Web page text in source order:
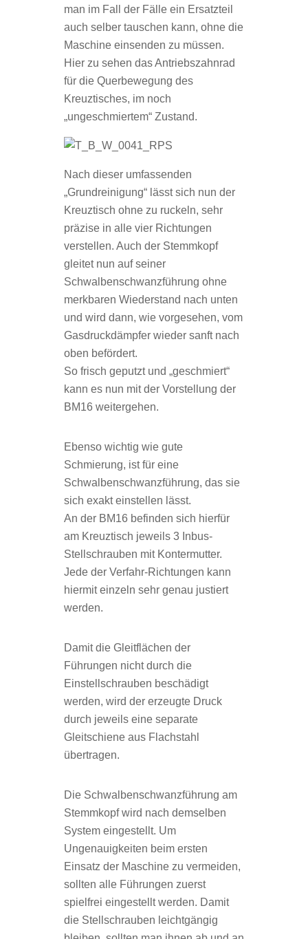
man im Fall der Fälle ein Ersatzteil
auch selber tauschen kann, ohne die
Maschine einsenden zu müssen.
Hier zu sehen das Antriebszahnrad
für die Querbewegung des
Kreuztisches, im noch
„ungeschmiertem“ Zustand.
Nach dieser umfassenden
„Grundreinigung“ lässt sich nun der
Kreuztisch ohne zu ruckeln, sehr
präzise in alle vier Richtungen
verstellen. Auch der Stemmkopf
gleitet nun auf seiner
Schwalbenschwanzführung ohne
merkbaren Wiederstand nach unten
und wird dann, wie vorgesehen, vom
Gasdruckdämpfer wieder sanft nach
oben befördert.
So frisch geputzt und „geschmiert“
kann es nun mit der Vorstellung der
BM16 weitergehen.
Ebenso wichtig wie gute
Schmierung, ist für eine
Schwalbenschwanzführung, das sie
sich exakt einstellen lässt.
An der BM16 befinden sich hierfür
am Kreuztisch jeweils 3 Inbus-
Stellschrauben mit Kontermutter.
Jede der Verfahr-Richtungen kann
hiermit einzeln sehr genau justiert
werden.
Damit die Gleitflächen der
Führungen nicht durch die
Einstellschrauben beschädigt
werden, wird der erzeugte Druck
durch jeweils eine separate
Gleitschiene aus Flachstahl
übertragen.
Die Schwalbenschwanzführung am
Stemmkopf wird nach demselben
System eingestellt. Um
Ungenauigkeiten beim ersten
Einsatz der Maschine zu vermeiden,
sollten alle Führungen zuerst
spielfrei eingestellt werden. Damit
die Stellschrauben leichtgängig